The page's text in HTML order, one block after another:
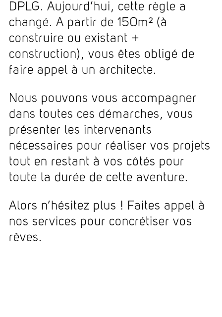
DPLG. Aujourd’hui, cette règle a
changé. A partir de 150m² (à
construire ou existant +
construction), vous êtes obligé de
faire appel à un architecte.
Nous pouvons vous accompagner
dans toutes ces démarches, vous
présenter les intervenants
nécessaires pour réaliser vos projets
tout en restant à vos côtés pour
toute la durée de cette aventure.
Alors n’hésitez plus ! Faites appel à
nos services pour concrétiser vos
rêves.